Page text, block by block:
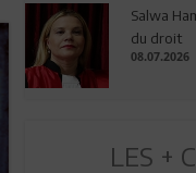
Salwa
du droit
08.07.2026
LES +